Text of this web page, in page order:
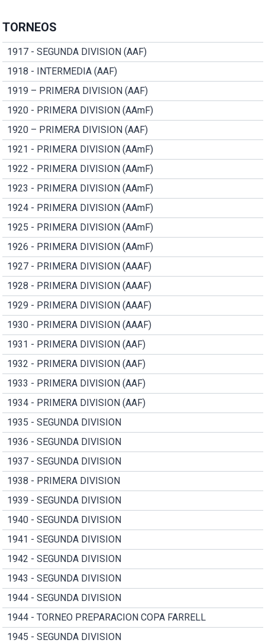
TORNEOS
1917 - SEGUNDA DIVISION (AAF)
1918 - INTERMEDIA (AAF)
1919 – PRIMERA DIVISION (AAF)
1920 - PRIMERA DIVISION (AAmF)
1920 – PRIMERA DIVISION (AAF)
1921 - PRIMERA DIVISION (AAmF)
1922 - PRIMERA DIVISION (AAmF)
1923 - PRIMERA DIVISION (AAmF)
1924 - PRIMERA DIVISION (AAmF)
1925 - PRIMERA DIVISION (AAmF)
1926 - PRIMERA DIVISION (AAmF)
1927 - PRIMERA DIVISION (AAAF)
1928 - PRIMERA DIVISION (AAAF)
1929 - PRIMERA DIVISION (AAAF)
1930 - PRIMERA DIVISION (AAAF)
1931 - PRIMERA DIVISION (AAF)
1932 - PRIMERA DIVISION (AAF)
1933 - PRIMERA DIVISION (AAF)
1934 - PRIMERA DIVISION (AAF)
1935 - SEGUNDA DIVISION
1936 - SEGUNDA DIVISION
1937 - SEGUNDA DIVISION
1938 - PRIMERA DIVISION
1939 - SEGUNDA DIVISION
1940 - SEGUNDA DIVISION
1941 - SEGUNDA DIVISION
1942 - SEGUNDA DIVISION
1943 - SEGUNDA DIVISION
1944 - SEGUNDA DIVISION
1944 - TORNEO PREPARACION COPA FARRELL
1945 - SEGUNDA DIVISION